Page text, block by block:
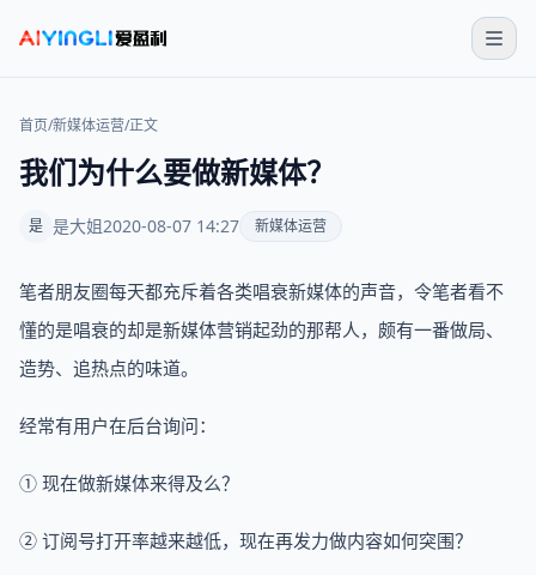
首页/新媒体运营/正文
我们为什么要做新媒体？
是 是大姐2020-08-07 14:27 新媒体运营
笔者朋友圈每天都充斥着各类唱衰新媒体的声音，令笔者看不
懂的是唱衰的却是新媒体营销起劲的那帮人，颇有一番做局、
造势、追热点的味道。
经常有用户在后台询问：
① 现在做新媒体来得及么？
② 订阅号打开率越来越低，现在再发力做内容如何突围？